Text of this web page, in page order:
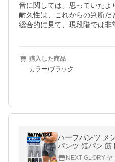
音に関しては、思っていたよ
耐久性は、これからの判断だ
総合的に見て、現段階では非
購入した商品
カラー/ブラック
ハーフパンツ メ
パンツ 短パン 筋
ウェア
NEXT GLORY ヤ